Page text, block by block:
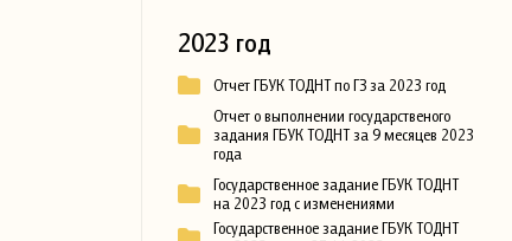
2023 год
Отчет ГБУК ТОДНТ по ГЗ за 2023 год
Отчет о выполнении государственого
задания ГБУК ТОДНТ за 9 месяцев 2023
года
Государственное задание ГБУК ТОДНТ
на 2023 год с изменениями
Государственное задание ГБУК ТОДНТ